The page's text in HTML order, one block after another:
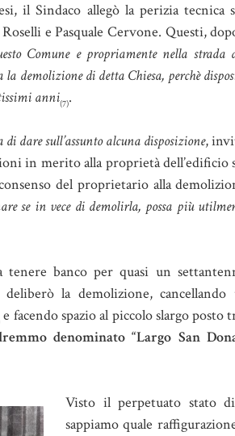
il Sindaco allegò la perizia
e Pasquale Cervone. Questi,
Comune e propriamente nella strada
la demolizione di detta Chiesa, perchè
anni(7).
dare sull’assunto alcuna disposizione,
in merito alla proprietà dell’edificio
del proprietario alla
se in vece di demolirla, possa più
tenere banco per quasi un
la demolizione, cancellando
e facendo spazio al piccolo slargo posto
denominato “Largo San
Visto il perpetuato stato
sappiamo quale